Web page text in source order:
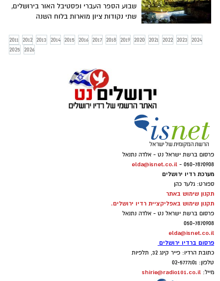
שבוע הספר העברי ופסטיבל האור בירושלים,
שתי נקודות ציון מוארות בלוח השנה
על פי שתיאלצו לחכות עד יום רביעי. אך אל
דאגה, יש עוד הרבה אירועים שיעשו לכם
2011 2012 2013 2014 2015 2016 2017 2018 2019 2020 2021 2022 2023
2024
2025
2026
פרסום ברשת ישראל נט - אלדה נתנאל
050-7870908 -
elda@isnet.co.il
מערכת רדיו ירושלים
ספורט: גלעד כהן
תקנון שימוש באתר
תקנון שימוש באפליקציית רדיו ירושלים.
פרסום ברשת ישראל נט - אלדה נתנאל
050-7870908
elda@isnet.co.il
פרסום ברדיו ירושלים
כתובת הרדיו: פייר קינג 32, תלפיות
טלפון: 02-5777101
מייל: shirie@radio101.co.il